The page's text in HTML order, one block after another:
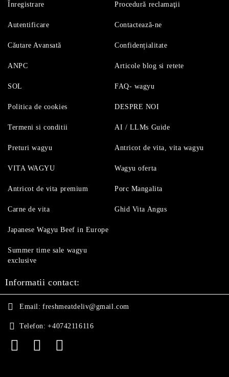
Înregistrare
Autentificare
Căutare Avansată
Procedură reclamaţii
Contactează-ne
Confidențialitate
ANPC
SOL
Politica de cookies
Termeni si conditii
Articole blog si retete
FAQ- wagyu
DESPRE NOI
AI / LLMs Guide
Preturi wagyu
VITA WAGYU
Antricot de vita premium
Carne de vita
Antricot de vita, vita wagyu
Wagyu oferta
Porc Mangalita
Ghid Vita Angus
Japanese Wagyu Beef in Europe
Summer time sale wagyu
exclusive
Informatii contact:
Email: freshmeatdeliv@gmail.com
Telefon: +40742116116